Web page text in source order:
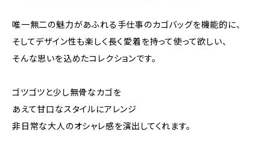
唯一無二の魅力があふれる手仕事のカゴバッグを機能的に、
そしてデザイン性も楽しく長く愛着を持って使って欲しい、
そんな思いを込めたコレクションです。
ゴツゴツと少し無骨なカゴを
あえて甘口なスタイルにアレンジ
非日常な大人のオシャレ感を演出してくれます。